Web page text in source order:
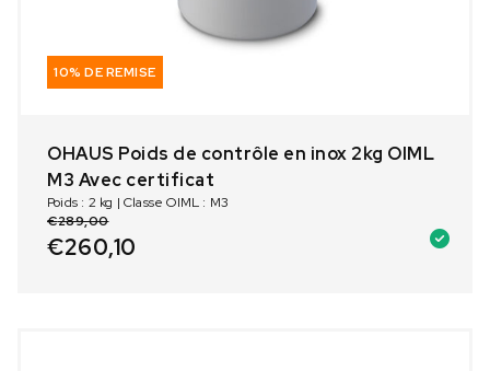
10% DE REMISE
OHAUS Poids de contrôle en inox 2kg OIML
M3 Avec certificat
Poids : 2 kg | Classe OIML : M3
€289,00
€260,10